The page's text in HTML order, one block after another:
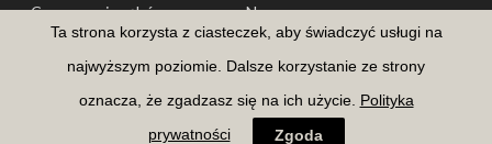
Czyszczenie zębów
Galeria
Nasze psy
Aktualności
Copyright © 2026 Z domu Rosa
Ta strona korzysta z ciasteczek, aby świadczyć usługi na
najwyższym poziomie. Dalsze korzystanie ze strony
oznacza, że zgadzasz się na ich użycie. Polityka
prywatności
Zgoda